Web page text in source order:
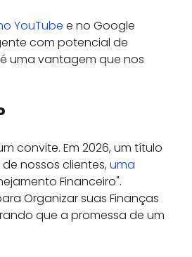
YouTube e no Google
com potencial de
uma vantagem que nos
convite. Em 2026, um título
nossos clientes, uma
Financeiro".
Organizar suas Finanças
que a promessa de um